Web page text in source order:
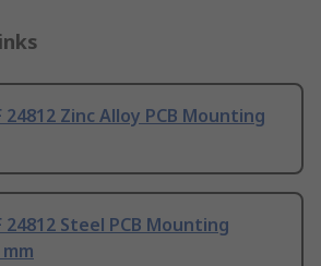
24812 Zinc Alloy PCB Mounting
24812 Steel PCB Mounting